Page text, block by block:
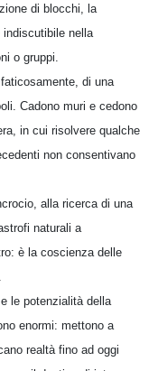
di blocchi, la
nella
o gruppi.
di una
Cadono muri e cedono
in cui risolvere qualche
non consentivano
alla ricerca di una
naturali a
è la coscienza delle
le potenzialità della
enormi: mettono a
realtà fino ad oggi